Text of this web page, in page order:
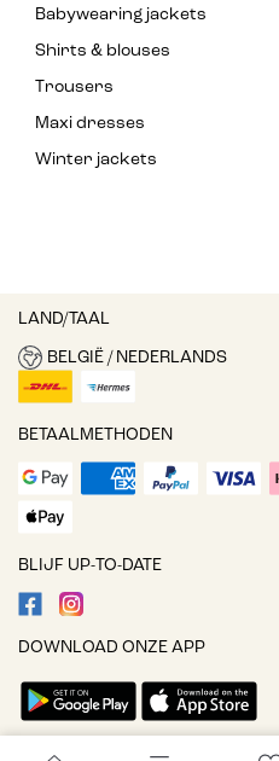
Babywearing jackets
Shirts & blouses
Trousers
Maxi dresses
Winter jackets
LAND/TAAL
BELGIË / NEDERLANDS
BETAALMETHODEN
BLIJF UP-TO-DATE
DOWNLOAD ONZE APP